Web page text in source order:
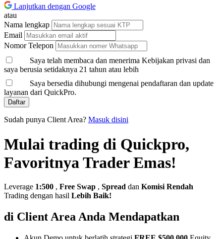
Lanjutkan dengan Google
atau
Nama lengkap
Email
Nomor Telepon
Saya telah membaca dan menerima Kebijakan privasi dan
saya berusia setidaknya 21 tahun atau lebih
Saya bersedia dihubungi mengenai pendaftaran dan update
layanan dari QuickPro.
Daftar
Sudah punya Client Area? Masuk disini
Mulai trading di Quickpro,
Favoritnya Trader Emas!
Leverage 1:500 , Free Swap , Spread dan Komisi Rendah
Trading dengan hasil Lebih Baik!
di Client Area Anda Mendapatkan